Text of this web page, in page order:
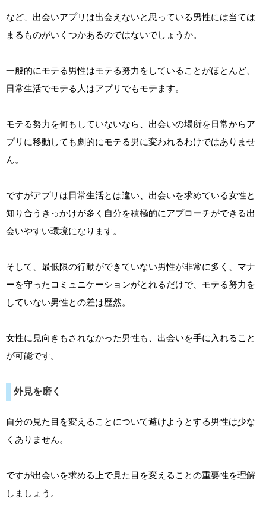
など、出会いアプリは出会えないと思っている男性には当ては
まるものがいくつかあるのではないでしょうか。
一般的にモテる男性はモテる努力をしていることがほとんど、
日常生活でモテる人はアプリでもモテます。
モテる努力を何もしていないなら、出会いの場所を日常からア
プリに移動しても劇的にモテる男に変われるわけではありませ
ん。
ですがアプリは日常生活とは違い、出会いを求めている女性と
知り合うきっかけが多く自分を積極的にアプローチができる出
会いやすい環境になります。
そして、最低限の行動ができていない男性が非常に多く、マナ
ーを守ったコミュニケーションがとれるだけで、モテる努力を
していない男性との差は歴然。
女性に見向きもされなかった男性も、出会いを手に入れること
が可能です。
外見を磨く
自分の見た目を変えることについて避けようとする男性は少な
くありません。
ですが出会いを求める上で見た目を変えることの重要性を理解
しましょう。